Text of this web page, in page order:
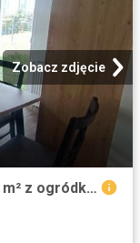
Zobacz zdjęcie
Wynajmę nowoczesny segment 100 m² z ogródkiem w Słominie